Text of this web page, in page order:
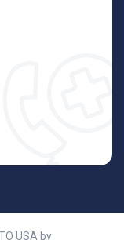
USA by